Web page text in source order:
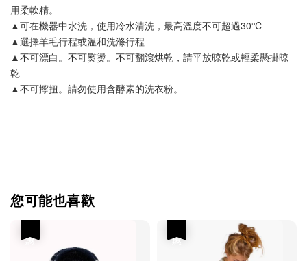
用柔軟精。
▲可在機器中水洗，使用冷水清洗，最高溫度不可超過30℃
▲選擇羊毛行程或溫和洗滌行程
▲不可漂白。不可熨燙。不可翻滾烘乾，請平放晾乾或輕柔懸掛晾
乾
▲不可擰扭。請勿使用含酵素的洗衣粉。
您可能也喜歡